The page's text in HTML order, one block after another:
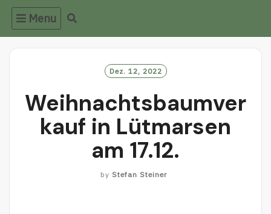
Menu
Dez. 12, 2022
Weihnachtsbaumver
kauf in Lütmarsen
am 17.12.
by Stefan Steiner